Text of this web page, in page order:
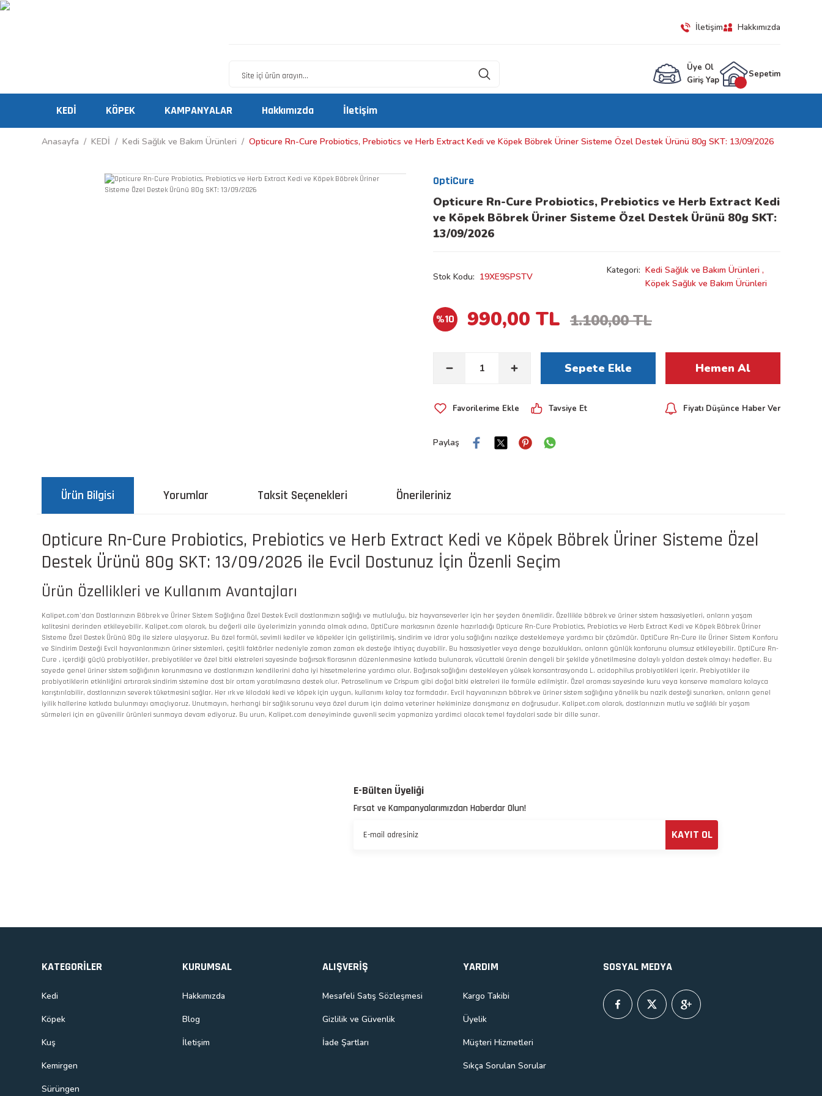
İletişim Hakkımızda
Üye Ol
Giriş Yap
Sepetim
KEDİ KÖPEK KAMPANYALAR Hakkımızda İletişim
Anasayfa KEDİ Kedi Sağlık ve Bakım Ürünleri Opticure Rn-Cure Probiotics, Prebiotics ve Herb Extract Kedi ve Köpek Böbrek Üriner Sisteme Özel Destek Ürünü 80g SKT: 13/09/2026
OptiCure
Opticure Rn-Cure Probiotics, Prebiotics ve Herb Extract Kedi
ve Köpek Böbrek Üriner Sisteme Özel Destek Ürünü 80g SKT:
13/09/2026
Stok Kodu 19XE9SPSTV
Kategori Kedi Sağlık ve Bakım Ürünleri ,
Köpek Sağlık ve Bakım Ürünleri
%10 990,00 TL 1.100,00 TL
Sepete Ekle Hemen Al
Tavsiye Et Fiyatı Düşünce Haber Ver
Paylaş
Ürün Bilgisi Yorumlar Taksit Seçenekleri Önerileriniz
Opticure Rn-Cure Probiotics, Prebiotics ve Herb Extract Kedi ve Köpek Böbrek Üriner Sisteme Özel
Destek Ürünü 80g SKT: 13/09/2026 ile Evcil Dostunuz İçin Özenli Seçim
Ürün Özellikleri ve Kullanım Avantajları
Kalipet.com'dan Dostlarınızın Böbrek ve Üriner Sistem Sağlığına Özel Destek Evcil dostlarımızın sağlığı ve mutluluğu, biz hayvanseverler için her şeyden önemlidir. Özellikle böbrek ve üriner sistem hassasiyetleri, onların yaşam
kalitesini derinden etkileyebilir. Kalipet.com olarak, bu değerli aile üyelerimizin yanında olmak adına, OptiCure markasının özenle hazırladığı Opticure Rn-Cure Probiotics, Prebiotics ve Herb Extract Kedi ve Köpek Böbrek Üriner
Sisteme Özel Destek Ürünü 80g ile sizlere ulaşıyoruz. Bu özel formül, sevimli kediler ve köpekler için geliştirilmiş, sindirim ve idrar yolu sağlığını nazikçe desteklemeye yardımcı bir çözümdür. OptiCure Rn-Cure ile Üriner Sistem Konforu
ve Sindirim Desteği Evcil hayvanlarımızın üriner sistemleri, çeşitli faktörler nedeniyle zaman zaman ek desteğe ihtiyaç duyabilir. Bu hassasiyetler veya denge bozuklukları, onların günlük konforunu olumsuz etkileyebilir. OptiCure Rn-
Cure , içerdiği güçlü probiyotikler, prebiyotikler ve özel bitki ekstreleri sayesinde bağırsak florasının düzenlenmesine katkıda bulunarak, vücuttaki ürenin dengeli bir şekilde yönetilmesine dolaylı yoldan destek olmayı hedefler. Bu
sayede genel üriner sistem sağlığının korunmasına ve dostlarımızın kendilerini daha iyi hissetmelerine yardımcı olur. Bağırsak sağlığını destekleyen yüksek konsantrasyonda L. acidophilus probiyotikleri içerir. Prebiyotikler ile
probiyotiklerin etkinliğini artırarak sindirim sistemine dost bir ortam yaratılmasına destek olur. Petroselinum ve Crispum gibi doğal bitki ekstreleri ile formüle edilmiştir. Özel aroması sayesinde kuru veya konserve mamalara kolayca
karıştırılabilir, dostlarınızın severek tüketmesini sağlar. Her ırk ve kilodaki kedi ve köpek için uygun, kullanımı kolay toz formdadır. Evcil hayvanınızın böbrek ve üriner sistem sağlığına yönelik bu nazik desteği sunarken, onların genel
iyilik hallerine katkıda bulunmayı amaçlıyoruz. Unutmayın, herhangi bir sağlık sorunu veya özel durum için daima veteriner hekiminize danışmanız en doğrusudur. Kalipet.com olarak, dostlarınızın mutlu ve sağlıklı bir yaşam
sürmeleri için en güvenilir ürünleri sunmaya devam ediyoruz. Bu urun, Kalipet.com deneyiminde guvenli secim yapmaniza yardimci olacak temel faydalari sade bir dille sunar.
E-Bülten Üyeliği
Fırsat ve Kampanyalarımızdan Haberdar Olun!
KAYIT OL
KATEGORİLER
Kedi
Köpek
Kuş
Kemirgen
Sürüngen
KURUMSAL
Hakkımızda
Blog
İletişim
ALIŞVERİŞ
Mesafeli Satış Sözleşmesi
Gizlilik ve Güvenlik
İade Şartları
YARDIM
Kargo Takibi
Üyelik
Müşteri Hizmetleri
Sıkça Sorulan Sorular
SOSYAL MEDYA